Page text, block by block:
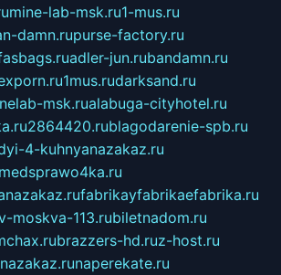
mine-lab-msk.ru1-mus.ru
damn.rupurse-factory.ru
adler-jun.rubandamn.ru
1mus.rudarksand.ru
msk.rualabuga-cityhotel.ru
2864420.rublagodarenie-spb.ru
4-kuhnyanazakaz.ru
medsprawo4ka.ru
fabrikayfabrikaefabrika.ru
moskva-113.rubiletnadom.ru
brazzers-hd.ruz-host.ru
naperekate.ru